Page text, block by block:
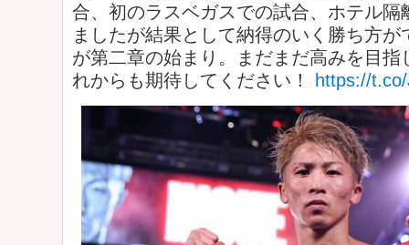
合、初のラスベガスでの試合、ホテル隔
ましたが結果として納得のいく勝ち方
が第二章の始まり。まだまだ高みを目指
れからも期待してください！
https://